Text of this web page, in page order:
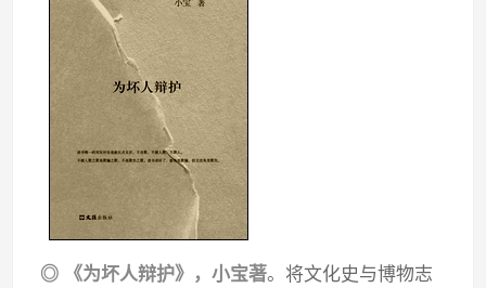
◎ 《为坏人辩护》，小宝著。将文化史与博物志